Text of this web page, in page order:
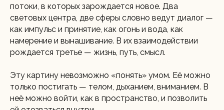
потоки, в которых зарождается новое. Два
световых центра, две сферы словно ведут диалог —
как импульс и принятие, как огонь и вода, как
намерение и вынашивание. В их взаимодействии
рождается третье — жизнь, путь, смысл.
Эту картину невозможно «понять» умом. Её можно
только постигать — телом, дыханием, вниманием. В
неё можно войти, как в пространство, и позволить